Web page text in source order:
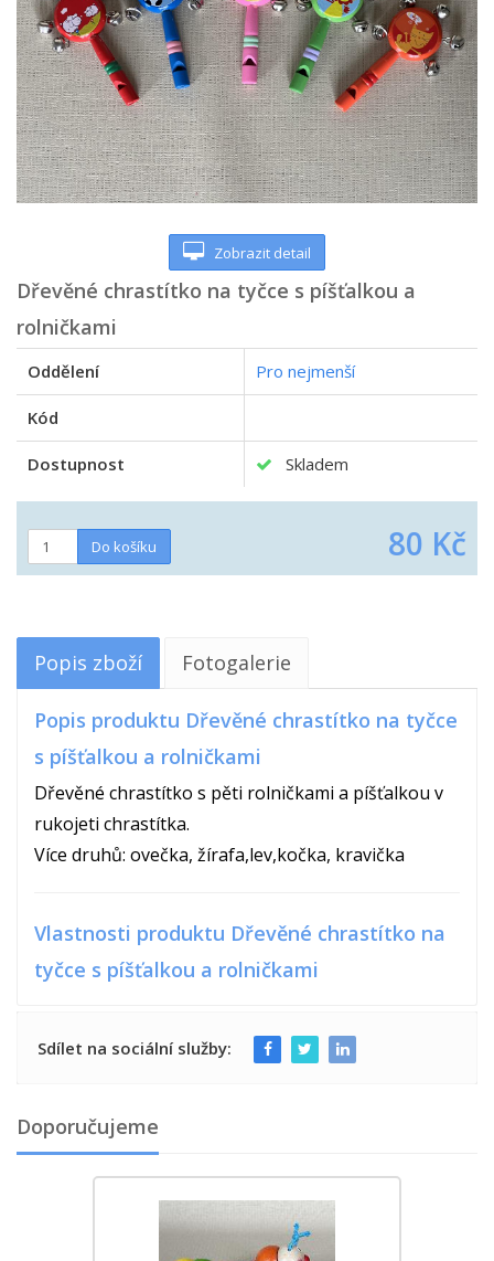
Zobrazit detail
Dřevěné chrastítko na tyčce s píšťalkou a
rolničkami
Oddělení Pro nejmenší
Kód
Dostupnost Skladem
80 Kč
Popis zboží Fotogalerie
Popis produktu Dřevěné chrastítko na tyčce
s píšťalkou a rolničkami
Dřevěné chrastítko s pěti rolničkami a píšťalkou v
rukojeti chrastítka.
Více druhů: ovečka, žírafa,lev,kočka, kravička
Vlastnosti produktu Dřevěné chrastítko na
tyčce s píšťalkou a rolničkami
Sdílet na sociální služby:
Doporučujeme